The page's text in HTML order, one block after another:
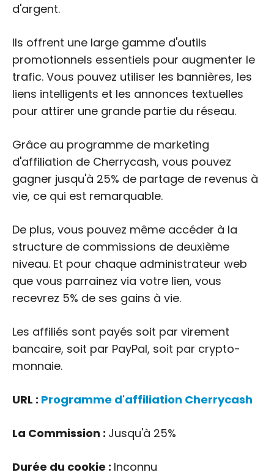
d'argent.
Ils offrent une large gamme d'outils
promotionnels essentiels pour augmenter le
trafic. Vous pouvez utiliser les bannières, les
liens intelligents et les annonces textuelles
pour attirer une grande partie du réseau.
Grâce au programme de marketing
d'affiliation de Cherrycash, vous pouvez
gagner jusqu'à 25% de partage de revenus à
vie, ce qui est remarquable.
De plus, vous pouvez même accéder à la
structure de commissions de deuxième
niveau. Et pour chaque administrateur web
que vous parrainez via votre lien, vous
recevrez 5% de ses gains à vie.
Les affiliés sont payés soit par virement
bancaire, soit par PayPal, soit par crypto-
monnaie.
URL : Programme d'affiliation Cherrycash
La Commission : Jusqu'à 25%
Durée du cookie : Inconnu